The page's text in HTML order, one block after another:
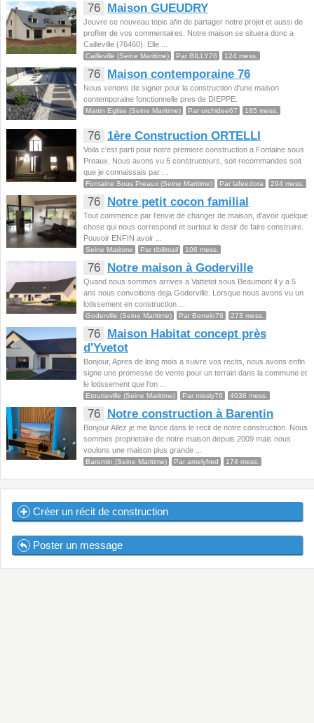
76 Maison GUEUDRY
Jouvre ce nouveau topic afin de partager notre projet et aussi de
profiter de vos commentaires. Notre maison se situera donc a
Cailleville (76460). Elle ...
Cailleville (Seine Maritime) Par BILLY76 124 mess.
76 Maison contemporaine 76
Nous venons de signer pour la construction d'une maison
contemporaine fonctionnelle pres de DIEPPE.
Martin Eglise (Seine Maritime) Par orchidee67 185 mess.
76 1ère Construction ORTELLI
Voila c'est parti pour notre premiere construction a Fontaine sous
Preaux. Nous avons vu 5 constructeurs, soit recommandes soit
que je connaissais par ...
Fontaine Sous Preaux (Seine Maritime) Par lafeedora 294 mess.
76 Notre petit cocon familial
Tout commence par l'envie de changer de maison, d'avoir quelque
chose qui nous correspond et surtout le desir de faire construire.
Pouvoir ENFIN avoir ...
Seine Maritime Par tibilimail 106 mess.
76 Notre maison à Goderville
Quand nous sommes arrives a Vattetot sous Beaumont il y a 5
ans nous convoitions deja Goderville. Lorsque nous avons vu un
lotissement en construction ...
Goderville (Seine Maritime) Par Benelo76 273 mess.
76
Maison Habitat concept près
d'Yvetot
Bonjour, Apres de long mois a suivre vos recits, nous avons enfin
signe une promesse de vente pour un terrain dans la commune et
le lotissement que l'on ...
Etoutteville (Seine Maritime) Par missly76 4036 mess.
76 Notre construction à Barentin
Bonjour Allez je me lance dans le recit de notre construction. Nous
sommes proprietaire de notre maison depuis 2009 mais nous
voulons une maison plus grande ...
Barentin (Seine Maritime) Par amelyfred 174 mess.
Créer un récit de construction
Poster un message